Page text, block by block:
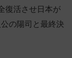
復活させ日本が
の陽司と最終決